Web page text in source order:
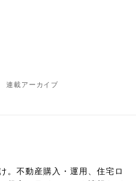
連載アーカイブ
。不動産購入・運用、住宅ロ